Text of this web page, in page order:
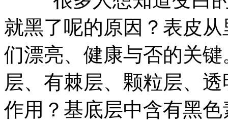
就黑了呢的原因？表皮
们漂亮、健康与否的关
层、有棘层、颗粒层、
作用？基底层中含有黑